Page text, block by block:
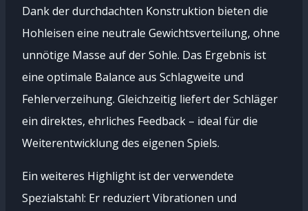
Dank der durchdachten Konstruktion bieten die
Hohleisen eine neutrale Gewichtsverteilung, ohne
unnötige Masse auf der Sohle. Das Ergebnis ist
eine optimale Balance aus Schlagweite und
Fehlerverzeihung. Gleichzeitig liefert der Schläger
ein direktes, ehrliches Feedback – ideal für die
Weiterentwicklung des eigenen Spiels.
Ein weiteres Highlight ist der verwendete
Spezialstahl: Er reduziert Vibrationen und